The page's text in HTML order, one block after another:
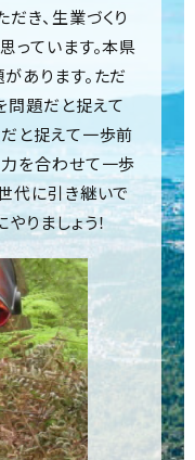
き、生業づくり
っています。本県
あります。ただ
問題だと捉えて
と捉えて一歩前
を合わせて一歩
代に引き継いで
りましょう！